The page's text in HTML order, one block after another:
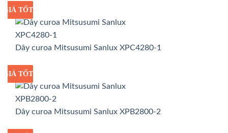
GIÁ SỈ
GIÁ TỐT
Dây curoa Mitsusumi Sanlux XPC4280-1
GIÁ SỈ
GIÁ TỐT
Dây curoa Mitsusumi Sanlux XPB2800-2